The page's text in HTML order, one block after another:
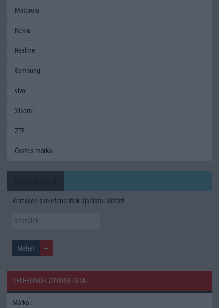
Motorola
Nokia
Realme
Samsung
vivo
Xiaomi
ZTE
Összes márka
Keressen a telefonboltok ajánlatai között!
TELEFONOK GYORSLISTA
Márka :